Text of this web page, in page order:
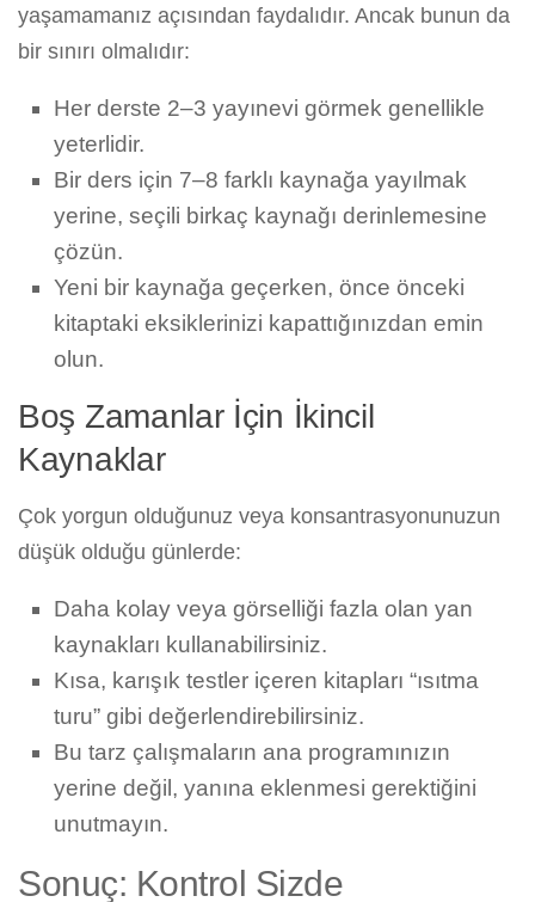
yaşamamanız açısından faydalıdır. Ancak bunun da
bir sınırı olmalıdır:
Her derste 2–3 yayınevi görmek genellikle
yeterlidir.
Bir ders için 7–8 farklı kaynağa yayılmak
yerine, seçili birkaç kaynağı derinlemesine
çözün.
Yeni bir kaynağa geçerken, önce önceki
kitaptaki eksiklerinizi kapattığınızdan emin
olun.
Boş Zamanlar İçin İkincil
Kaynaklar
Çok yorgun olduğunuz veya konsantrasyonunuzun
düşük olduğu günlerde:
Daha kolay veya görselliği fazla olan yan
kaynakları kullanabilirsiniz.
Kısa, karışık testler içeren kitapları “ısıtma
turu” gibi değerlendirebilirsiniz.
Bu tarz çalışmaların ana programınızın
yerine değil, yanına eklenmesi gerektiğini
unutmayın.
Sonuç: Kontrol Sizde